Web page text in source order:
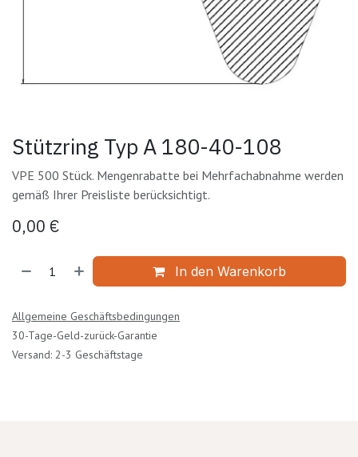
Stützring Typ A 180-40-108
VPE 500 Stück. Mengenrabatte bei Mehrfachabnahme werden
gemäß Ihrer Preisliste berücksichtigt.
0,00 €
In den Warenkorb
Allgemeine Geschäftsbedingungen
30-Tage-Geld-zurück-Garantie
Versand: 2-3 Geschäftstage